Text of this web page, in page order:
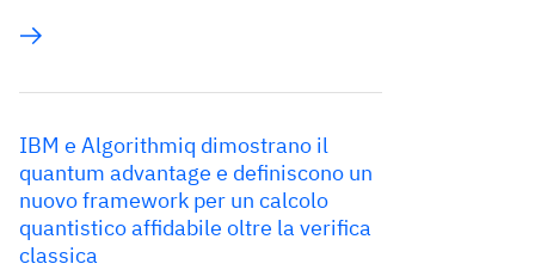
IBM e Algorithmiq dimostrano il
quantum advantage e definiscono un
nuovo framework per un calcolo
quantistico affidabile oltre la verifica
classica